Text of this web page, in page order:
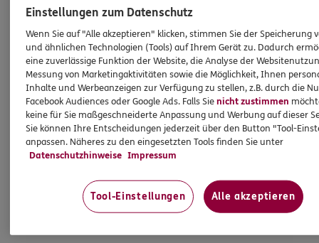
Vor inzwischen 20 Jahren wurde MetallRente als
gemeinsame Einrichtung der Tarifvertragsparteien
gegründet. Von Beginn an ist ERGO stolzer Partner
des Versorgungswerkes. Als heute größtes
Versorgungswerk Deutschlands mit mehr als einer
Mio. Versicherten unterstützt MetallRente, Sie und
Ihre Familie für die Zukunft optimal zu versorgen.
Ein Vorteil, zu dem wir Sie gerne ausführlich
beraten.
Einstellungen zum Datenschutz
Wenn Sie auf "Alle akzeptieren" klicken, stimmen Sie der Speicherung
und ähnlichen Technologien (Tools) auf Ihrem Gerät zu. Dadurch
eine zuverlässige Funktion der Website, die Analyse der
Messung von Marketingaktivitäten sowie die Möglichkeit, Ihnen
Inhalte und Werbeanzeigen zur Verfügung zu stellen, z.B. durch die
Facebook Audiences oder Google Ads. Falls Sienicht zustimmen
keine für Sie maßgeschneiderte Anpassung und Werbung auf dieser
Sie können Ihre Entscheidungen jederzeit über den Button "Tool-
anpassen. Näheres zu den eingesetzten Tools finden Sie unter
Datenschutzhinweise Impressum
Tool-Einstellungen Alle akzeptieren